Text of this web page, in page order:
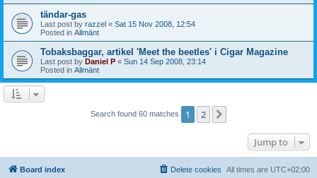
tändar-gas
Last post by razzel « Sat 15 Nov 2008, 12:54
Posted in Allmänt
Tobaksbaggar, artikel 'Meet the beetles' i Cigar Magazine
Last post by Daniel P « Sun 14 Sep 2008, 23:14
Posted in Allmänt
Search found 60 matches 1 2
Jump to
Board index All times are UTC+02:00
Delete cookies